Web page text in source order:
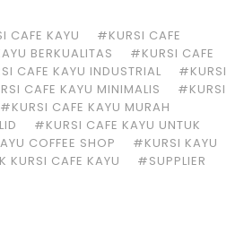
CAFE KAYU
#KURSI CAFE
BERKUALITAS
#KURSI CAFE
CAFE KAYU INDUSTRIAL
#KURSI
CAFE KAYU MINIMALIS
#KURSI
#KURSI CAFE KAYU MURAH
#KURSI CAFE KAYU UNTUK
COFFEE SHOP
#KURSI KAYU
KURSI CAFE KAYU
#SUPPLIER